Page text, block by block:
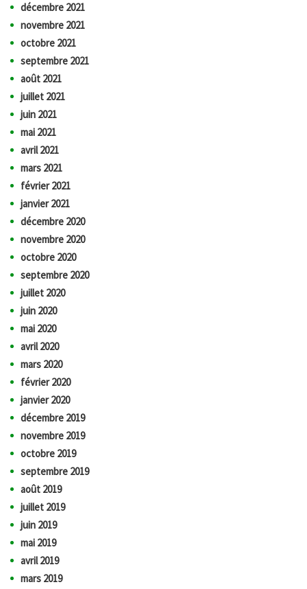
décembre 2021
novembre 2021
octobre 2021
septembre 2021
août 2021
juillet 2021
juin 2021
mai 2021
avril 2021
mars 2021
février 2021
janvier 2021
décembre 2020
novembre 2020
octobre 2020
septembre 2020
juillet 2020
juin 2020
mai 2020
avril 2020
mars 2020
février 2020
janvier 2020
décembre 2019
novembre 2019
octobre 2019
septembre 2019
août 2019
juillet 2019
juin 2019
mai 2019
avril 2019
mars 2019